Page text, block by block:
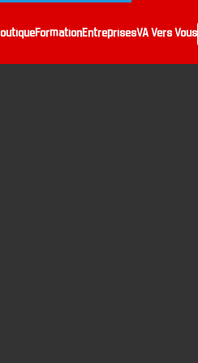
FormationEntreprisesVA Vers Vous